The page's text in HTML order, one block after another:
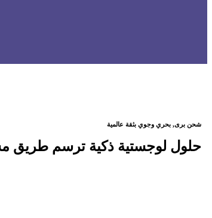
شحن برى, بحري وجوي بثقة عالمية
حلول لوجستية ذكية ترسم طريق